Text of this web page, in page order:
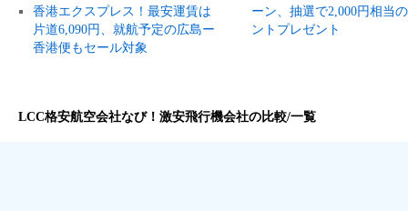
香港エクスプレス！最安運賃は
片道6,090円、就航予定の広島ー
香港便もセール対象
ーン、抽選で2,000円相当
ントプレゼント
LCC格安航空会社なび！激安飛行機会社の比較/一覧